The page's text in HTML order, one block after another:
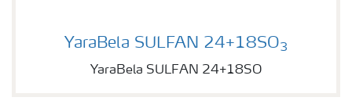
YaraBela SULFAN 24+18SO3
YaraBela SULFAN 24+18SO